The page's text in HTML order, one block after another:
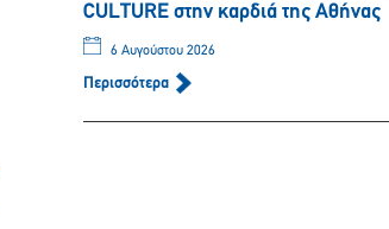
CULTURE στην καρδιά της Αθήνας
6 Αυγούστου 2026
Περισσότερα